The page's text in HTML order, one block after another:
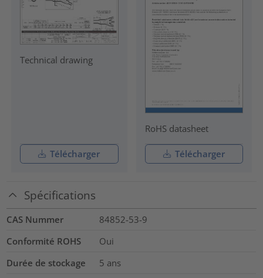
Technical drawing
Télécharger
RoHS datasheet
Télécharger
Spécifications
CAS Nummer
84852-53-9
Conformité ROHS
Oui
Durée de stockage
5 ans